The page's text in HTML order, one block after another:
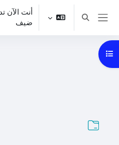
تخطى إلى المحتوى الرئيسي
تبديل إدخال البحث
أنت الآن
ضيف
فتح فهرس المقرر